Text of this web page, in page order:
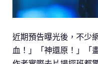
近期預告曝光後，不少
血！」「神還原！」「